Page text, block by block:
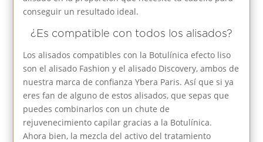
conseguir un resultado ideal.
¿Es compatible con todos los alisados?
Los alisados compatibles con la Botulínica efecto liso
son el alisado Fashion y el alisado Discovery, ambos de
nuestra marca de confianza Ybera Paris. Así que si ya
eres fan de alguno de estos alisados, que sepas que
puedes combinarlos con un chute de
rejuvenecimiento capilar gracias a la Botulínica.
Ahora bien, la mezcla del activo del tratamiento